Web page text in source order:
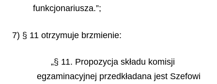
funkcjonariusza.”;
7) § 11 otrzymuje brzmienie:
„§ 11. Propozycja składu komisji
egzaminacyjnej przedkładana jest Szefowi